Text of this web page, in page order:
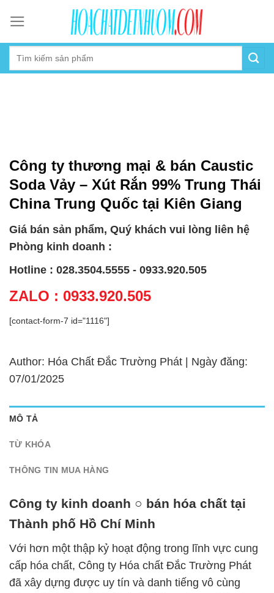
content
Công ty thương mại & bán Caustic
Soda Vảy – Xút Rắn 99% Trung Thái
China Trung Quốc tại Kiên Giang
Giá bán sản phẩm, Quý khách vui lòng liên hệ
Phòng kinh doanh :
Hotline : 028.3504.5555 - 0933.920.505
ZALO : 0933.920.505
[contact-form-7 id="1116"]
Author: Hóa Chất Đắc Trường Phát | Ngày đăng:
07/01/2025
MÔ TẢ
TỪ KHÓA
THÔNG TIN MUA HÀNG
Công ty kinh doanh ○ bán hóa chất tại
Thành phố Hồ Chí Minh
Với hơn một thập kỷ hoạt động trong lĩnh vực cung
cấp hóa chất, Công ty Hóa chất Đắc Trường Phát
đã xây dựng được uy tín và danh tiếng vô cùng